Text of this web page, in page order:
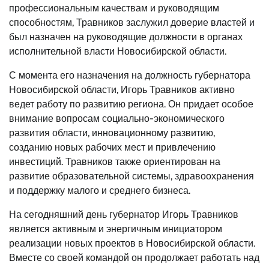
профессиональным качествам и руководящим
способностям, Травников заслужил доверие властей и
был назначен на руководящие должности в органах
исполнительной власти Новосибирской области.
С момента его назначения на должность губернатора
Новосибирской области, Игорь Травников активно
ведет работу по развитию региона. Он придает особое
внимание вопросам социально-экономического
развития области, инновационному развитию,
созданию новых рабочих мест и привлечению
инвестиций. Травников также ориентирован на
развитие образовательной системы, здравоохранения
и поддержку малого и среднего бизнеса.
На сегодняшний день губернатор Игорь Травников
является активным и энергичным инициатором
реализации новых проектов в Новосибирской области.
Вместе со своей командой он продолжает работать над